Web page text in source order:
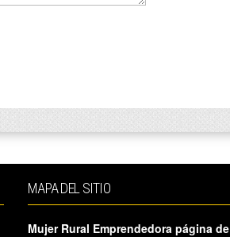
MAPA DEL SITIO
Mujer Rural Emprendedora página de